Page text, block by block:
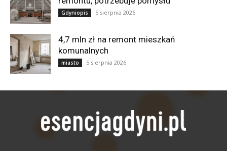
Gdyniopis 5 sierpnia 2026
4,7 mln zł na remont mieszkań
komunalnych
miasto 5 sierpnia 2026